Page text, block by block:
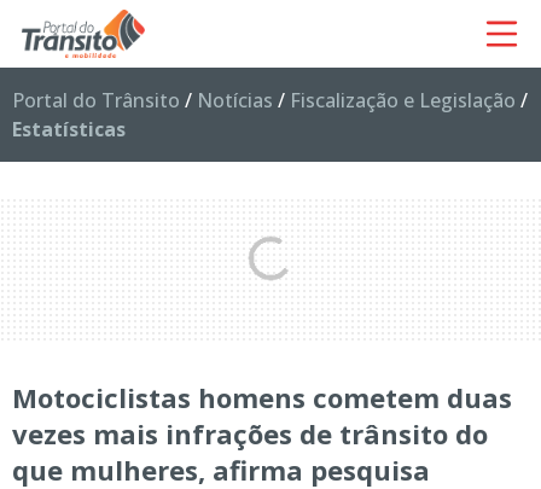
Portal do Trânsito / Notícias / Fiscalização e Legislação /
Estatísticas
Motociclistas homens cometem duas
vezes mais infrações de trânsito do
que mulheres, afirma pesquisa